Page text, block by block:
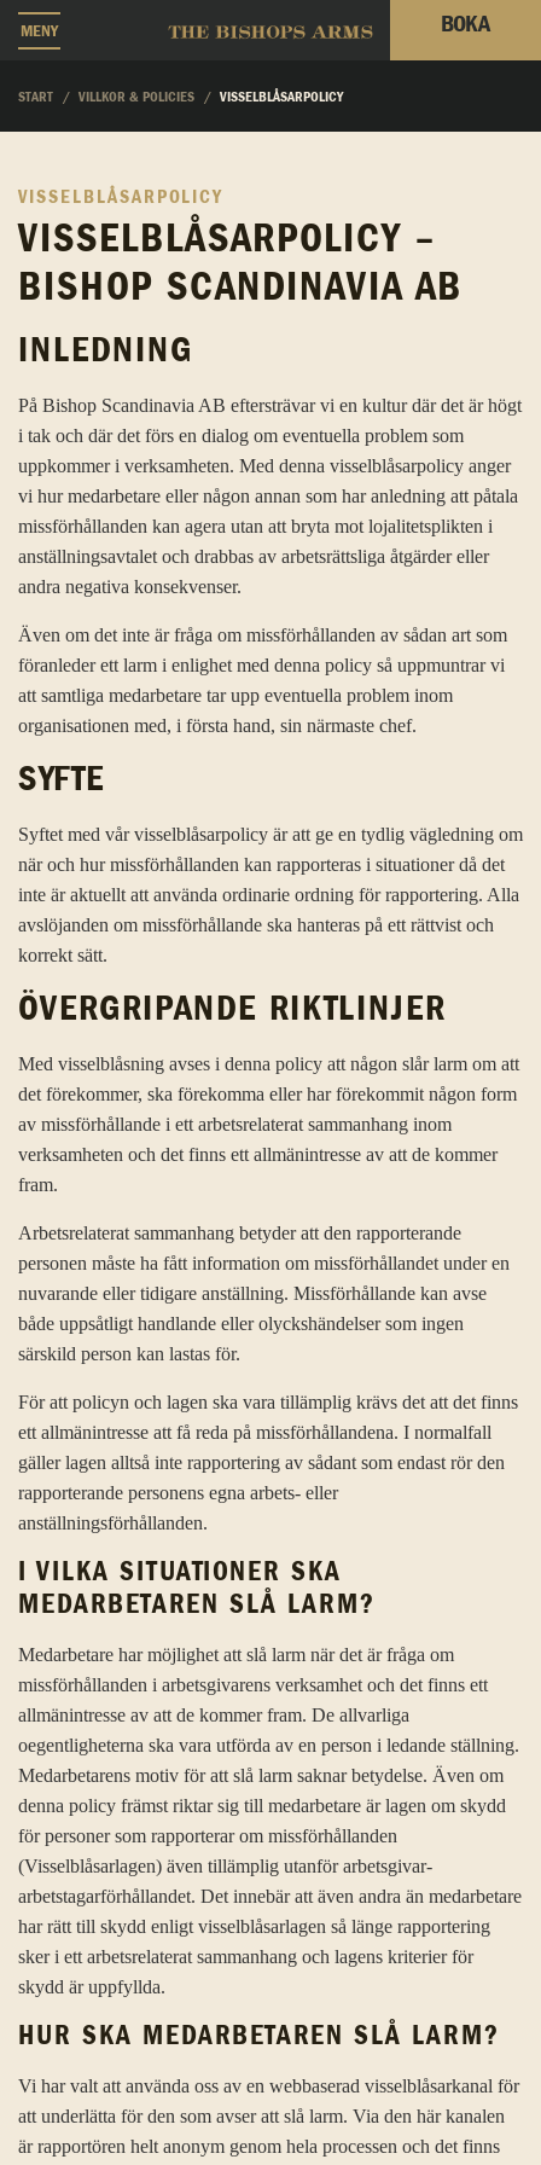
MENY BOKA
START VILLKOR & POLICIES VISSELBLÅSARPOLICY
VISSELBLÅSARPOLICY
VISSELBLÅSARPOLICY –
BISHOP SCANDINAVIA AB
INLEDNING
På Bishop Scandinavia AB eftersträvar vi en kultur där det är högt
i tak och där det förs en dialog om eventuella problem som
uppkommer i verksamheten. Med denna visselblåsarpolicy anger
vi hur medarbetare eller någon annan som har anledning att påtala
missförhållanden kan agera utan att bryta mot lojalitetsplikten i
anställningsavtalet och drabbas av arbetsrättsliga åtgärder eller
andra negativa konsekvenser.
Även om det inte är fråga om missförhållanden av sådan art som
föranleder ett larm i enlighet med denna policy så uppmuntrar vi
att samtliga medarbetare tar upp eventuella problem inom
organisationen med, i första hand, sin närmaste chef.
SYFTE
Syftet med vår visselblåsarpolicy är att ge en tydlig vägledning om
när och hur missförhållanden kan rapporteras i situationer då det
inte är aktuellt att använda ordinarie ordning för rapportering. Alla
avslöjanden om missförhållande ska hanteras på ett rättvist och
korrekt sätt.
ÖVERGRIPANDE RIKTLINJER
Med visselblåsning avses i denna policy att någon slår larm om att
det förekommer, ska förekomma eller har förekommit någon form
av missförhållande i ett arbetsrelaterat sammanhang inom
verksamheten och det finns ett allmänintresse av att de kommer
fram.
Arbetsrelaterat sammanhang betyder att den rapporterande
personen måste ha fått information om missförhållandet under en
nuvarande eller tidigare anställning. Missförhållande kan avse
både uppsåtligt handlande eller olyckshändelser som ingen
särskild person kan lastas för.
För att policyn och lagen ska vara tillämplig krävs det att det finns
ett allmänintresse att få reda på missförhållandena. I normalfall
gäller lagen alltså inte rapportering av sådant som endast rör den
rapporterande personens egna arbets- eller
anställningsförhållanden.
I VILKA SITUATIONER SKA
MEDARBETAREN SLÅ LARM?
Medarbetare har möjlighet att slå larm när det är fråga om
missförhållanden i arbetsgivarens verksamhet och det finns ett
allmänintresse av att de kommer fram. De allvarliga
oegentligheterna ska vara utförda av en person i ledande ställning.
Medarbetarens motiv för att slå larm saknar betydelse. Även om
denna policy främst riktar sig till medarbetare är lagen om skydd
för personer som rapporterar om missförhållanden
(Visselblåsarlagen) även tillämplig utanför arbetsgivar-
arbetstagarförhållandet. Det innebär att även andra än medarbetare
har rätt till skydd enligt visselblåsarlagen så länge rapportering
sker i ett arbetsrelaterat sammanhang och lagens kriterier för
skydd är uppfyllda.
HUR SKA MEDARBETAREN SLÅ LARM?
Vi har valt att använda oss av en webbaserad visselblåsarkanal för
att underlätta för den som avser att slå larm. Via den här kanalen
är rapportören helt anonym genom hela processen och det finns